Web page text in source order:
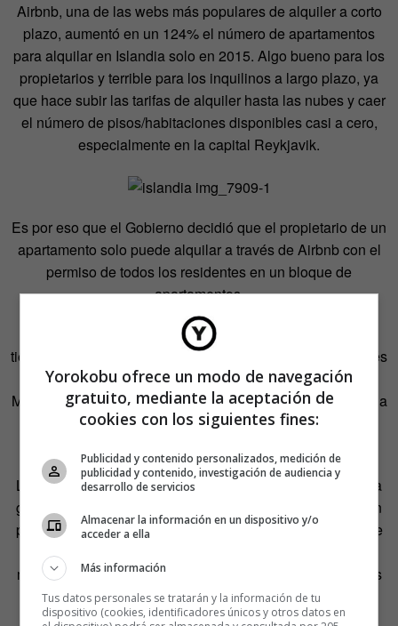
Airbnb, una de las webs más populares de alquiler a corto
plazo, aumentó en un 124% el número de apartamentos
para alquilar en Islandia solo en 2015. Algo bueno para los
propietarios y terrible para los inquilinos a largo plazo, ya
que hace subir las tarifas de alquiler hasta las nubes y caer
el número de pisos/habitaciones disponibles casi a cero,
especialmente en la capital Reykjavik.
Es por eso que el Gobierno decidió que el propietario de un
apartamento solo puede alquilar a través de Airbnb con el
permiso de todos los residentes en un bloque de
apartamentos.
Otra legislación tiene como objetivo limitar la cantidad de
tiempo que alguien puede alquilar sus propiedades a través
de Airbnb a 90 días por año. El ayuntamiento de
Mýrdalshreppur, al sur de Islandia, ha prohibido el alquiler a
corto plazo de apartamentos en Vík í Mýrdal y sus
Los números en el sector turístico suben no solo porque la
gente siente curiosidad por conocer Islandia, sino también
porque es cada vez más fácil llegar ahí. El número total de
visitantes extranjeros en 2015 fue de alrededor de 1,3
millones, un 29,2% más que en 2014, donde los visitantes
extranjeros llegaron a 998.000.
Yorokobu ofrece un modo de navegación
gratuito, mediante la aceptación de
cookies con los siguientes fines:
Publicidad y contenido personalizados, medición de
publicidad y contenido, investigación de audiencia y
desarrollo de servicios
Almacenar la información en un dispositivo y/o
acceder a ella
Más información
Tus datos personales se tratarán y la información de tu
dispositivo (cookies, identificadores únicos y otros datos en